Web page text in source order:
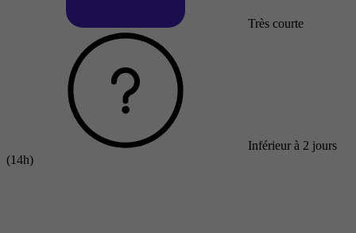
Très courte
Inférieur à 2 jours
(14h)